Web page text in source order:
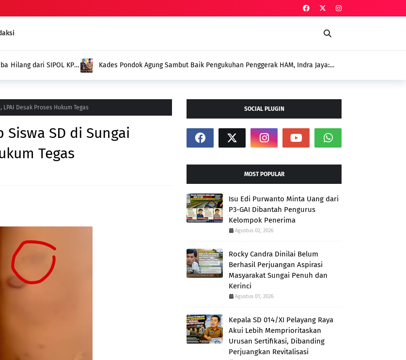
Kades Pondok Agung Sambut Baik Pengukuhan Penggerak HAM, Indra Jaya:
Desak Proses Hukum Tegas
SD di Sungai
Tegas
SOCIAL PLUGIN
MOST POPULAR
Isu Edi Purwanto Minta Uang dari
P3-GAI Dibantah Pengurus
Kelompok Penerima
Agustus 02, 2026
Rocky Candra Dinilai Belum
Berhasil Perjuangan Aspirasi
Masyarakat Sungai Penuh dan
Kerinci
Agustus 01, 2026
Kepala SD 014/XI Pelayang Raya
Akui Lebih Memprioritaskan
Urusan Sertifikasi, Dibanding
Perjuangkan Revitalisasi